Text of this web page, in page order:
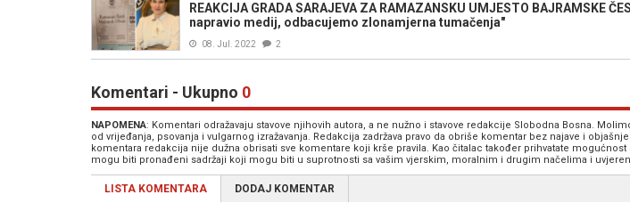
REAKCIJA GRADA SARAJEVA ZA RAMAZANSKU UMJESTO BAJRAMSKE
napravio medij, odbacujemo zlonamjerna tumačenja"
08. Jul. 2022 2
Komentari - Ukupno 0
NAPOMENA: Komentari odražavaju stavove njihovih autora, a ne nužno i stavove redakcije Slobodna Bosna.
od vrijeđanja, psovanja i vulgarnog izražavanja. Redakcija zadržava pravo da obriše komentar bez najave i
komentara redakcija nije dužna obrisati sve komentare koji krše pravila. Kao čitalac također prihvatate
mogu biti pronađeni sadržaji koji mogu biti u suprotnosti sa vašim vjerskim, moralnim i drugim načelima i
LISTA KOMENTARA DODAJ KOMENTAR